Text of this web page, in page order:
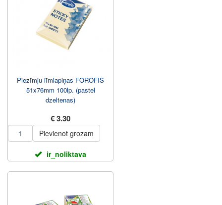
Piezīmju līmlapiņas FOROFIS
51x76mm 100lp. (pastel
dzeltenas)
€ 3.30
Pievienot grozam
ir_noliktava